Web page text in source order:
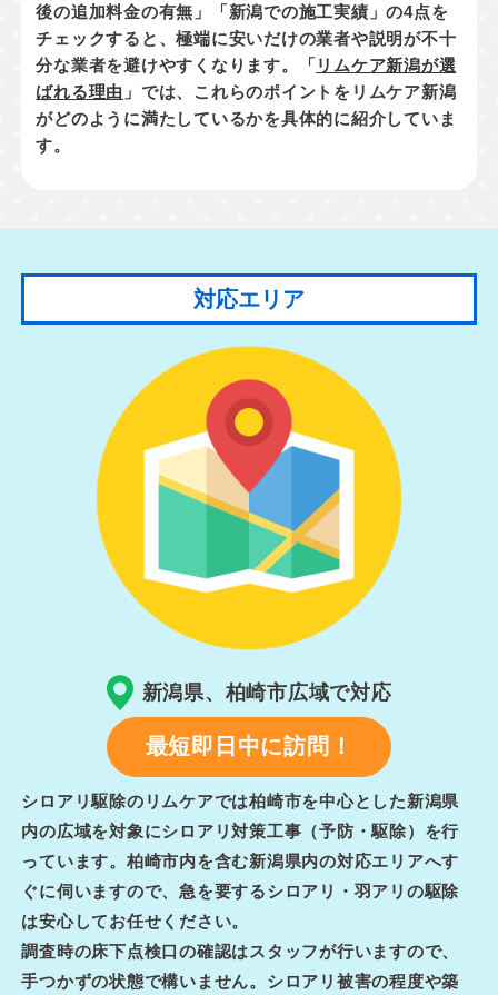
後の追加料金の有無」「新潟での施工実績」の4点を
チェックすると、極端に安いだけの業者や説明が不十
分な業者を避けやすくなります。「 リムケア新潟が選
ばれる理由 」では、これらのポイントをリムケア新潟
がどのように満たしているかを具体的に紹介していま
す。
対応エリア
新潟県、柏崎市広域で対応
最短即日中に訪問！
シロアリ駆除のリムケアでは柏崎市を中心とした新潟県
内の広域を対象にシロアリ対策工事（予防・駆除）を行
っています。柏崎市内を含む新潟県内の対応エリアへす
ぐに伺いますので、急を要するシロアリ・羽アリの駆除
は安心してお任せください。
調査時の床下点検口の確認はスタッフが行いますので、
手つかずの状態で構いません。シロアリ被害の程度や築